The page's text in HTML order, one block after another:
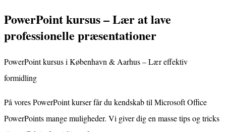
PowerPoint kursus – Lær at lave
professionelle præsentationer
PowerPoint kursus i København & Aarhus – Lær effektiv
formidling
På vores PowerPoint kurser får du kendskab til Microsoft Office
PowerPoints mange muligheder. Vi giver dig en masse tips og tricks